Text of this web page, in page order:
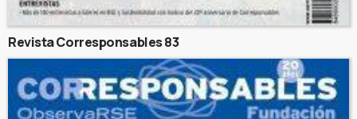
Revista Corresponsables 83